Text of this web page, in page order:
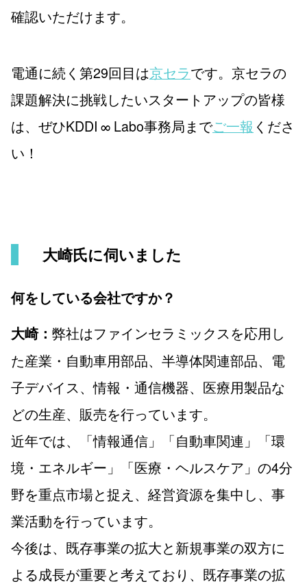
確認いただけます。
電通に続く第29回目は京セラです。京セラの
課題解決に挑戦したいスタートアップの皆様
は、ぜひKDDI ∞ Labo事務局までご一報 くださ
い！
大崎氏に伺いました
何をしている会社ですか？
大崎： 弊社はファインセラミックスを応用し
た産業・自動車用部品、半導体関連部品、電
子デバイス、情報・通信機器、医療用製品な
どの生産、販売を行っています。
近年では、「情報通信」「自動車関連」「環
境・エネルギー」「医療・ヘルスケア」の4分
野を重点市場と捉え、経営資源を集中し、事
業活動を行っています。
今後は、既存事業の拡大と新規事業の双方に
よる成長が重要と考えており、既存事業の拡